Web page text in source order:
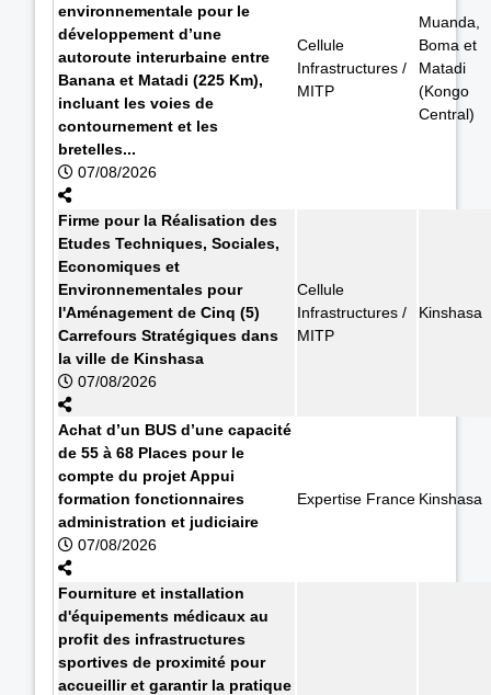
environnementale pour le
développement d’une
autoroute interurbaine entre
Banana et Matadi (225 Km),
incluant les voies de
contournement et les
bretelles...
07/08/2026
Cellule
Infrastructures /
MITP
Muanda,
Boma et
Matadi
(Kongo
Central)
Firme pour la Réalisation des
Etudes Techniques, Sociales,
Economiques et
Environnementales pour
l'Aménagement de Cinq (5)
Carrefours Stratégiques dans
la ville de Kinshasa
07/08/2026
Cellule
Infrastructures /
MITP
Kinshasa
Achat d’un BUS d’une capacité
de 55 à 68 Places pour le
compte du projet Appui
formation fonctionnaires
administration et judiciaire
07/08/2026
Expertise France Kinshasa
Fourniture et installation
d'équipements médicaux au
profit des infrastructures
sportives de proximité pour
accueillir et garantir la pratique